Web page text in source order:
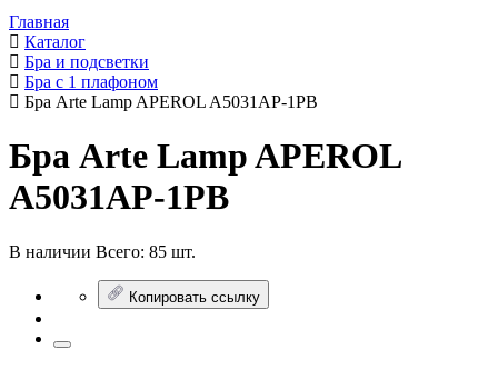
Главная
Каталог
Бра и подсветки
Бра с 1 плафоном
Бра Arte Lamp APEROL A5031AP-1PB
Бра Arte Lamp APEROL
A5031AP-1PB
В наличии Всего: 85 шт.
Копировать ссылку